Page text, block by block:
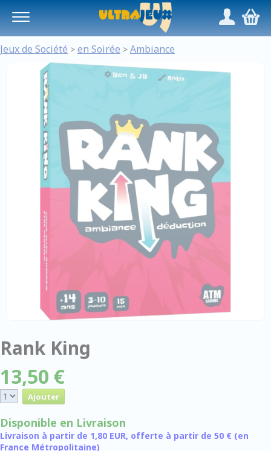
/,
Jeux de Société > en Soirée > Ambiance
Rank King
13,50 €
Disponible en Livraison
Livraison à partir de 1,80 EUR, offerte à partir de 50 € (en
France Métropolitaine)